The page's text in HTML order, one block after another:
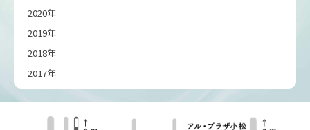
2020年
2019年
2018年
2017年